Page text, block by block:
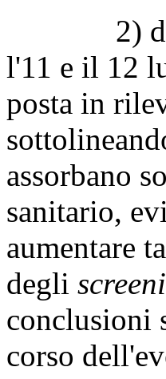
2)
l'11 e il 12
posta in
assorbano
sanitario,
aumentare
degli
conclusioni
corso